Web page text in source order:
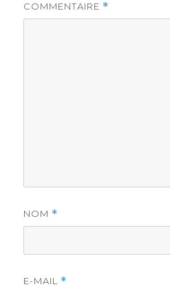
COMMENTAIRE *
NOM *
E-MAIL *